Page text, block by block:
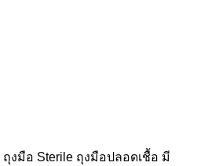
ถุงมือ Sterile ถุงมือปลอดเชื้อ มี